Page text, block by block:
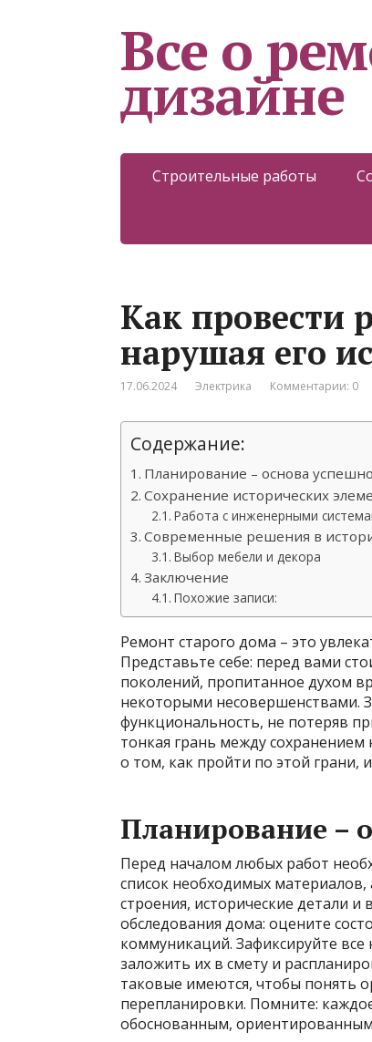
Все о
дизайне
Строительные работы
Как провести
нарушая его
17.06.2024 Электрика Комментарии: 0
Содержание:
Планирование – основа
Сохранение исторических
Работа с инженерными
Современные решения в
Выбор мебели и декора
Заключение
Похожие записи:
Ремонт старого дома – это
Представьте себе: перед вами
поколений, пропитанное духом
некоторыми несовершенствами.
функциональность, не потеряв
тонкая грань между
о том, как пройти по этой грани,
Планирование –
Перед началом любых работ
список необходимых материалов,
строения, исторические детали
обследования дома: оцените
коммуникаций. Зафиксируйте
заложить их в смету и
таковые имеются, чтобы понять
перепланировки. Помните:
обоснованным,